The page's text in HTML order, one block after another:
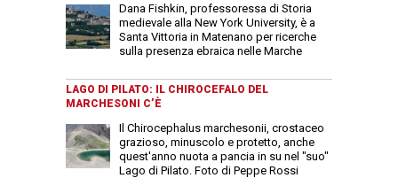
Dana Fishkin, professoressa di Storia
medievale alla New York University, è a
Santa Vittoria in Matenano per ricerche
sulla presenza ebraica nelle Marche
LAGO DI PILATO: IL CHIROCEFALO DEL
MARCHESONI C’È
Il Chirocephalus marchesonii, crostaceo
grazioso, minuscolo e protetto, anche
quest'anno nuota a pancia in su nel "suo"
Lago di Pilato. Foto di Peppe Rossi